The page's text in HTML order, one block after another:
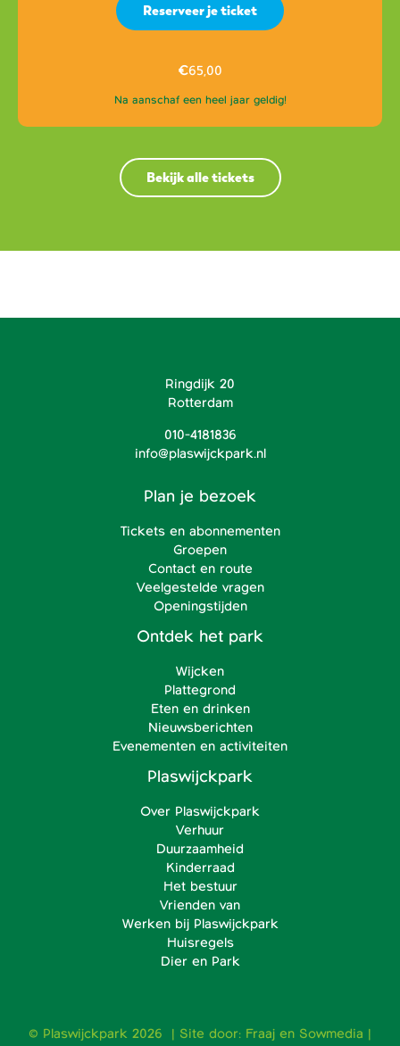
Reserveer je ticket
€65,00
Na aanschaf een heel jaar geldig!
Bekijk alle tickets
Ringdijk 20
Rotterdam
010-4181836
info@plaswijckpark.nl
Plan je bezoek
Tickets en abonnementen
Groepen
Contact en route
Veelgestelde vragen
Openingstijden
Ontdek het park
Wijcken
Plattegrond
Eten en drinken
Nieuwsberichten
Evenementen en activiteiten
Plaswijckpark
Over Plaswijckpark
Verhuur
Duurzaamheid
Kinderraad
Het bestuur
Vrienden van
Werken bij Plaswijckpark
Huisregels
Dier en Park
© Plaswijckpark 2026 | Site door: Fraaj en Sowmedia |